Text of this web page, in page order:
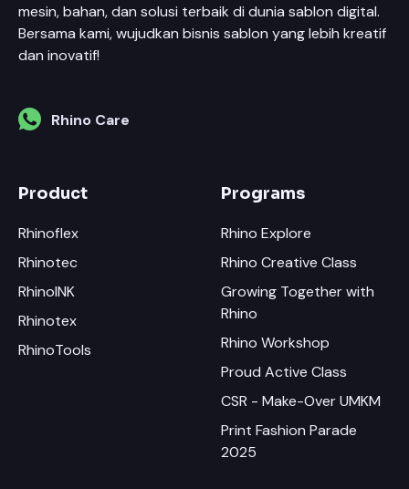
mesin, bahan, dan solusi terbaik di dunia sablon digital.
Bersama kami, wujudkan bisnis sablon yang lebih kreatif
dan inovatif!
Rhino Care
Product
Rhinoflex
Rhinotec
RhinoINK
Rhinotex
RhinoTools
Programs
Rhino Explore
Rhino Creative Class
Growing Together with
Rhino
Rhino Workshop
Proud Active Class
CSR - Make-Over UMKM
Print Fashion Parade
2025